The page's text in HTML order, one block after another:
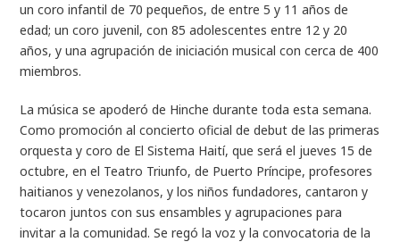
un coro infantil de 70 pequeños, de entre 5 y 11 años de
edad; un coro juvenil, con 85 adolescentes entre 12 y 20
años, y una agrupación de iniciación musical con cerca de 400
miembros.
La música se apoderó de Hinche durante toda esta semana.
Como promoción al concierto oficial de debut de las primeras
orquesta y coro de El Sistema Haití, que será el jueves 15 de
octubre, en el Teatro Triunfo, de Puerto Príncipe, profesores
haitianos y venezolanos, y los niños fundadores, cantaron y
tocaron juntos con sus ensambles y agrupaciones para
invitar a la comunidad. Se regó la voz y la convocatoria de la